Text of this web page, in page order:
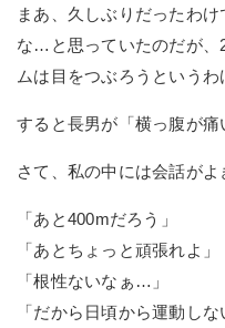
まあ、久しぶりだったわ
な…と思っていたのだが、
ムは目をつぶろうというわ
すると長男が「横っ腹が痛
さて、私の中には会話がよ
「あと400mだろう」
「あとちょっと頑張れよ」
「根性ないなぁ…」
「だから日頃から運動し